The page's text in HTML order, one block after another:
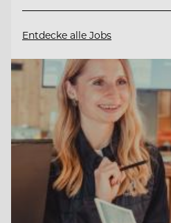
Entdecke alle Jobs